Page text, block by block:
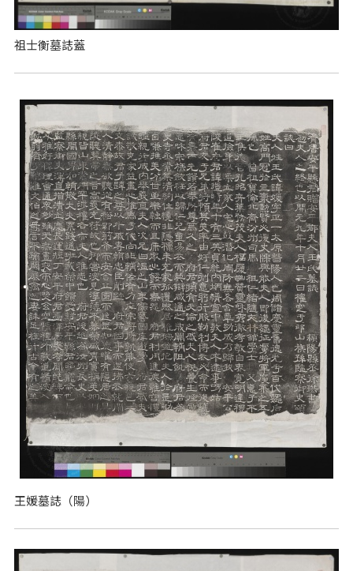
祖士衡墓誌蓋
王媛墓誌（陽）